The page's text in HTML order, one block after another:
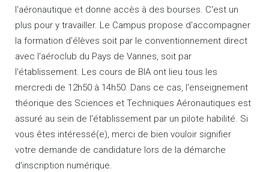
l'aéronautique et donne accès à des bourses. C'est un
plus pour y travailler. Le Campus propose d'accompagner
la formation d'élèves soit par le conventionnement direct
avec l'aéroclub du Pays de Vannes, soit par
l'établissement. Les cours de BIA ont lieu tous les
mercredi de 12h50 à 14h50. Dans ce cas, l'enseignement
théorique des Sciences et Techniques Aéronautiques est
assuré au sein de l'établissement par un pilote habilité. Si
vous êtes intéressé(e), merci de bien vouloir signifier
votre demande de candidature lors de la démarche
d'inscription numérique.